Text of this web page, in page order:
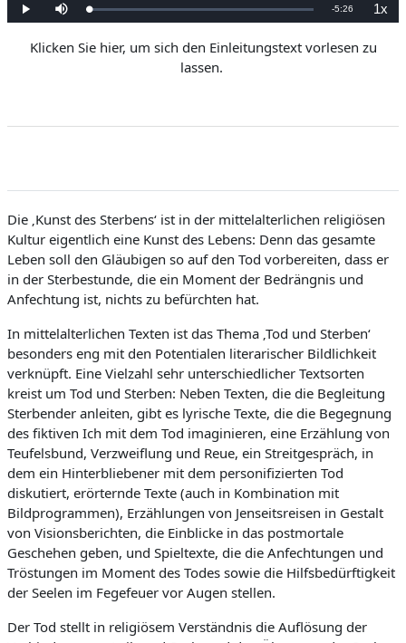
P
l
M
u
L
o
e
R
g
i
e
-5:26 1x
P
l
Klicken Sie hier, um sich den Einleitungstext vorlesen zu
lassen.
Die ‚Kunst des Sterbens‘ ist in der mittelalterlichen religiösen
Kultur eigentlich eine Kunst des Lebens: Denn das gesamte
Leben soll den Gläubigen so auf den Tod vorbereiten, dass er
in der Sterbestunde, die ein Moment der Bedrängnis und
Anfechtung ist, nichts zu befürchten hat.
In mittelalterlichen Texten ist das Thema ‚Tod und Sterben‘
besonders eng mit den Potentialen literarischer Bildlichkeit
verknüpft. Eine Vielzahl sehr unterschiedlicher Textsorten
kreist um Tod und Sterben: Neben Texten, die die Begleitung
Sterbender anleiten, gibt es lyrische Texte, die die Begegnung
des fiktiven Ich mit dem Tod imaginieren, eine Erzählung von
Teufelsbund, Verzweiflung und Reue, ein Streitgespräch, in
dem ein Hinterbliebener mit dem personifizierten Tod
diskutiert, erörternde Texte (auch in Kombination mit
Bildprogrammen), Erzählungen von Jenseitsreisen in Gestalt
von Visionsberichten, die Einblicke in das postmortale
Geschehen geben, und Spieltexte, die die Anfechtungen und
Tröstungen im Moment des Todes sowie die Hilfsbedürftigkeit
der Seelen im Fegefeuer vor Augen stellen.
Der Tod stellt in religiösem Verständnis die Auflösung der